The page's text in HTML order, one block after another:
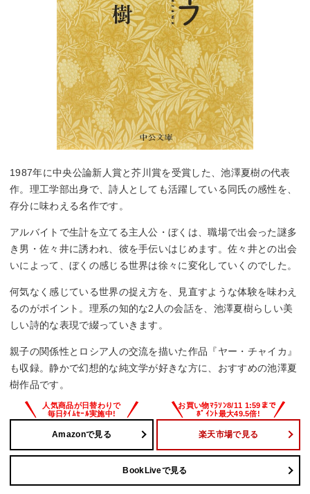
1987年に中央公論新人賞と芥川賞を受賞した、池澤夏樹の代表
作。理工学部出身で、詩人としても活躍している同氏の感性を、
存分に味わえる名作です。
アルバイトで生計を立てる主人公・ぼくは、職場で出会った謎多
き男・佐々井に誘われ、彼を手伝いはじめます。佐々井との出会
いによって、ぼくの感じる世界は徐々に変化していくのでした。
何気なく感じている世界の捉え方を、見直すような体験を味わえ
るのがポイント。理系の知的な2人の会話を、池澤夏樹らしい美
しい詩的な表現で綴っていきます。
親子の関係性とロシア人の交流を描いた作品『ヤー・チャイカ』
も収録。静かで幻想的な純文学が好きな方に、おすすめの池澤夏
樹作品です。
Amazonで見る 楽天市場で見る
BookLiveで見る